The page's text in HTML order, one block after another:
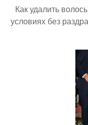
Как удалить
условиях без